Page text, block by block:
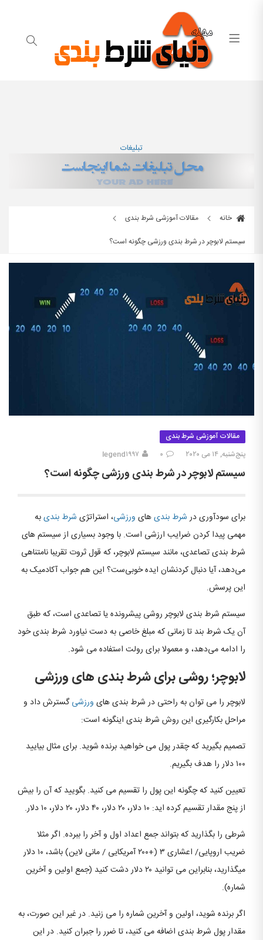
تبلیغات
خانه
مقالات آموزشی شرط بندی
سیستم لابوچر در شرط بندی ورزشی چگونه است؟
مقالات آموزشی شرط بندی
پنج‌شنبه, ۱۴ می ۲۰۲۰
۰ legend۱۹۹۷
سیستم لابوچر در شرط بندی ورزشی چگونه است؟
برای سودآوری درشرط بندیهای ورزشی، استراتژی شرط بندیبه
مهمی پیدا کردن ضرایب ارزشی است. با وجود بسیاری از سیستم های
شرط بندی تصاعدی، مانند سیستم لابوچر، که قول ثروت تقریبا نامتناهی
می‌دهد، آیا دنبال کردنشان ایده خوبی‌ست؟ این هم جواب آکادمیک به
این پرسش.
سیستم شرط بندی لابوچر روشی پیشرونده یا تصاعدی است، که طبق
آن یک شرط بند تا زمانی که مبلغ خاصی به دست نیاورد شرط بندی خود
را ادامه می‌دهد، و معمولا برای رولت استفاده می شود.
لابوچر؛ روشی برای شرط بندی های ورزشی
لابوچر را می توان به راحتی در شرط بندی های ورزشیگسترش داد و
مراحل بکارگیری این روش شرط بندی اینگونه است:
تصمیم بگیرید که چقدر پول می خواهید برنده شوید. برای مثال بیایید
۱۰۰ دلار را هدف بگیریم.
تعیین کنید که چگونه این پول را تقسیم می کنید. بگویید که آن را بیش
از پنج مقدار تقسیم کرده اید: ۱۰ دلار، ۲۰ دلار، ۴۰ دلار، ۲۰ دلار، ۱۰ دلار.
شرطی را بگذارید که بتواند جمع اعداد اول و آخر را ببرده. اگر مثلا
ضریب اروپایی/ اعشاری ۳ (+۲۰۰ آمریکایی / مانی لاین) باشد، ۱۰ دلار
میگذارید، بنابراین می توانید ۲۰ دلار دشت کنید (جمع اولین و آخرین
شماره).
اگر برنده شوید، اولین و آخرین شماره را می زنید. در غیر این صورت، به
مقدار پول شرط بندی اضافه می کنید، تا ضرر را جبران کنید. در این